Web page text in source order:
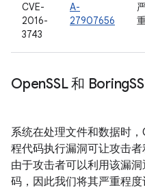
CVE-
2016-
3743
A-
27907656
OpenSSL 和 Boring
系统在处理文件和数据时，
程代码执行漏洞可让攻击者
由于攻击者可以利用该漏
码，因此我们将其严重程度